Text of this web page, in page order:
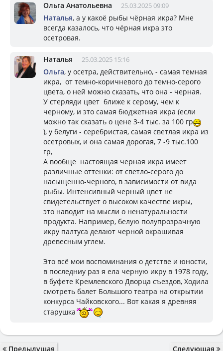
Ольга Анатольевна 25.03.2025 09:09
Наталья, а у какоё рыбы чёрная икра? Мне
всегда казалось, что чёрная икра это
осетровая.
Наталья 25.03.2025 15:16
Ольга, у осетра, действительно, - самая темная
икра, от темно-коричневого до темно-серого
цвета, о ней можно сказать, что она - черная.
У стерляди цвет ближе к серому, чем к
черному, и это самая бюджетная икра (если
можно так сказать о цене 3-4 тыс. за 100 гр
), у белуги - серебристая, самая светлая икра из
осетровых, и она самая дорогая, 7 -9 тыс.100
гр,
А вообще настоящая черная икра имеет
различные оттенки: от светло-серого до
насыщенно-черного, в зависимости от вида
рыбы. Интенсивный черный цвет не
свидетельствует о высоком качестве икры,
это наводит на мысли о ненатуральности
продукта. Например, белую полупрозрачную
икру палтуса делают черной окрашивая
древесным углем.
Это всё мои воспоминания о детстве и юности,
в последниу раз я ела черную икру в 1978 году,
в буфете Кремлевского Дворца съездов, Ходила
смотреть балет Большого театра на открытии
конкурса Чайковского... Вот какая я древняя
старушка
Предыдущая Следующая